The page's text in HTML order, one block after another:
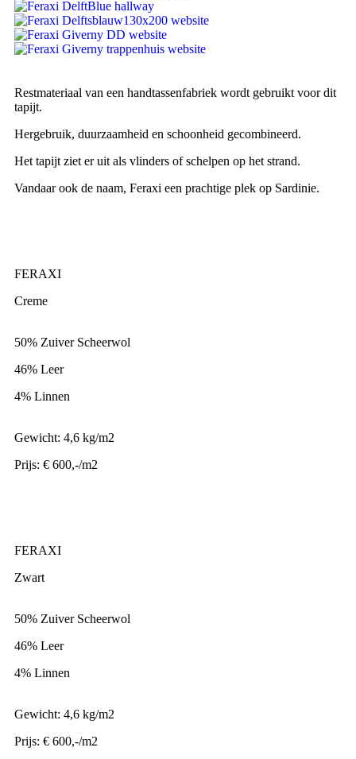
Restmateriaal van een handtassenfabriek wordt gebruikt voor dit
tapijt.
Hergebruik, duurzaamheid en schoonheid gecombineerd.
Het tapijt ziet er uit als vlinders of schelpen op het strand.
Vandaar ook de naam, Feraxi een prachtige plek op Sardinie.
FERAXI
Creme
50% Zuiver Scheerwol
46% Leer
4% Linnen
Gewicht: 4,6 kg/m2
Prijs: € 600,-/m2
FERAXI
Zwart
50% Zuiver Scheerwol
46% Leer
4% Linnen
Gewicht: 4,6 kg/m2
Prijs: € 600,-/m2